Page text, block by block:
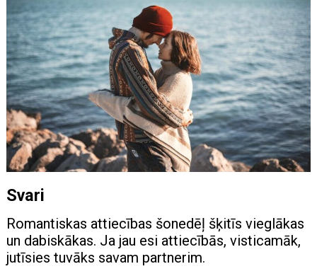
Svari
Romantiskas attiecības šonedēļ šķitīs vieglākas
un dabiskākas. Ja jau esi attiecībās, visticamāk,
jutīsies tuvāks savam partnerim.